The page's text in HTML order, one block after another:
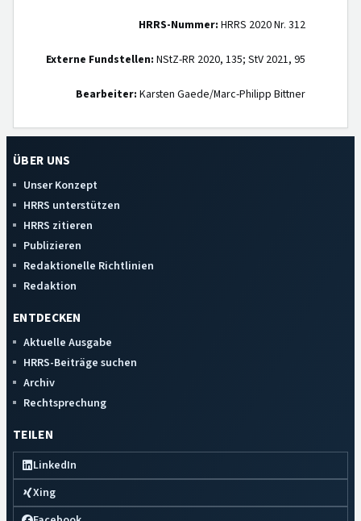
HRRS-Nummer: HRRS 2020 Nr. 312
Externe Fundstellen: NStZ-RR 2020, 135; StV 2021, 95
Bearbeiter: Karsten Gaede/Marc-Philipp Bittner
ÜBER UNS
Unser Konzept
HRRS unterstützen
HRRS zitieren
Publizieren
Redaktionelle Richtlinien
Redaktion
ENTDECKEN
Aktuelle Ausgabe
HRRS-Beiträge suchen
Archiv
Rechtsprechung
TEILEN
LinkedIn
Xing